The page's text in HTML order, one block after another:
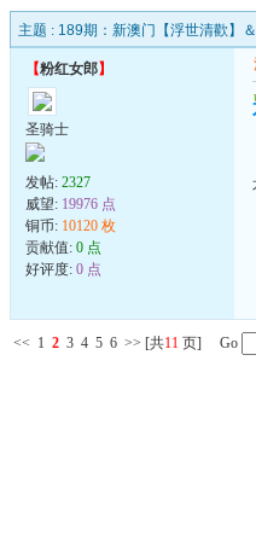
主题 : 189期：新澳门【浮世清歡】
【粉红女郎】
圣骑士
发帖: 2327
威望: 19976 点
铜币: 10120 枚
贡献值: 0 点
好评度: 0 点
<< 1 2 3 4 5 6 >> [共11 页] Go